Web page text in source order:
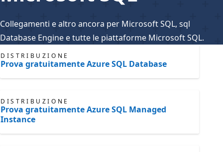
Collegamenti e altro ancora per Microsoft SQL, sql
Database Engine e tutte le piattaforme Microsoft SQL.
DISTRIBUZIONE
Prova gratuitamente Azure SQL Database
DISTRIBUZIONE
Prova gratuitamente Azure SQL Managed
Instance